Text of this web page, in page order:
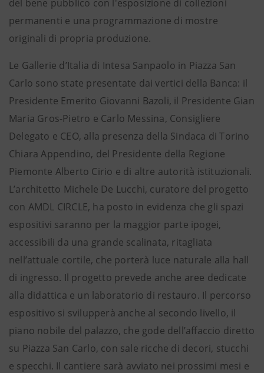
del bene pubblico con l'esposizione di collezioni
permanenti e una programmazione di mostre
originali di propria produzione.
Le Gallerie d’Italia di Intesa Sanpaolo in Piazza San
Carlo sono state presentate dai vertici della Banca: il
Presidente Emerito Giovanni Bazoli, il Presidente Gian
Maria Gros-Pietro e Carlo Messina, Consigliere
Delegato e CEO, alla presenza della Sindaca di Torino
Chiara Appendino, del Presidente della Regione
Piemonte Alberto Cirio e di altre autorità istituzionali.
L’architetto Michele De Lucchi, curatore del progetto
con AMDL CIRCLE, ha posto in evidenza che gli spazi
espositivi saranno per la maggior parte ipogei,
accessibili da una grande scalinata, ritagliata
nell’attuale cortile, che porterà luce naturale alla hall
di ingresso. Il progetto prevede anche aree dedicate
alla didattica e un laboratorio di restauro. Il percorso
espositivo si svilupperà anche al secondo livello, il
piano nobile del palazzo, che gode dell’affaccio diretto
su Piazza San Carlo, con sale ricche di decori, stucchi
e specchi. Il cantiere sarà avviato nei prossimi mesi e